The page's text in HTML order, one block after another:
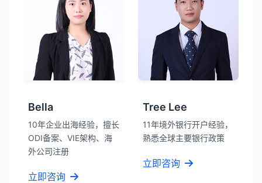
Bella
10年企业出海经验，擅长
ODI备案、VIE架构、海
外公司注册
立即咨询
Tree Lee
11年境外银行开户经验，
熟悉全球主要银行政策
立即咨询